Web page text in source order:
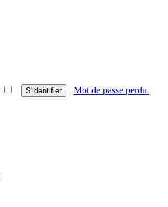
S'identifier Mot de passe perdu